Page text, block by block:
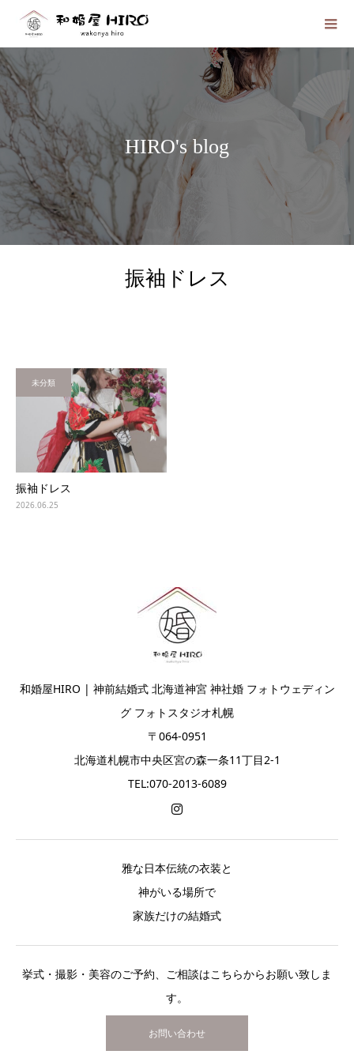
HIRO's blog
振袖ドレス
未分類
振袖ドレス
2026.06.25
和婚屋HIRO | 神前結婚式 北海道神宮 神社婚 フォトウェディン
グ フォトスタジオ札幌
〒064-0951
北海道札幌市中央区宮の森一条11丁目2-1
TEL:070-2013-6089
雅な日本伝統の衣装と
神がいる場所で
家族だけの結婚式
挙式・撮影・美容のご予約、ご相談はこちらからお願い致しま
す。
お問い合わせ